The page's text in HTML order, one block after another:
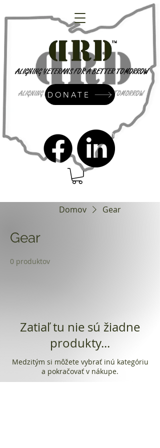
admin@dressrightdressinc.org
DONATE
Domov Gear
Gear
0 produktov
Zatiaľ tu nie sú žiadne
produkty...
Medzitým si môžete vybrať inú kategóriu
a pokračovať v nákupe.